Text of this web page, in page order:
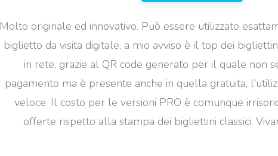
Molto originale ed innovativo. Può essere utilizzato
biglietto da visita digitale, a mio avviso è il top dei
in rete, grazie al QR code generato per il quale non
pagamento ma è presente anche in quella gratuita,
veloce. Il costo per le versioni PRO è comunque
offerte rispetto alla stampa dei bigliettini classici.